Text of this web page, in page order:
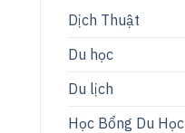
Dịch Thuật
Du học
Du lịch
Học Bổng Du Học